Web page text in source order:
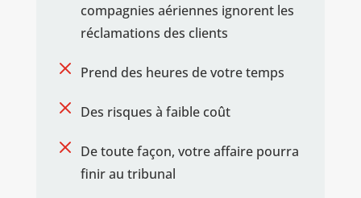
compagnies aériennes ignorent les
réclamations des clients
M Prend des heures de votre temps
M Des risques à faible coût
M De toute façon, votre affaire pourra
finir au tribunal